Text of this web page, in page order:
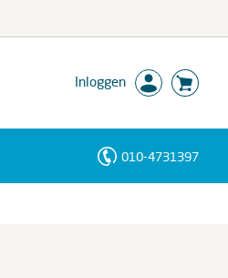
Inloggen
010-4731397